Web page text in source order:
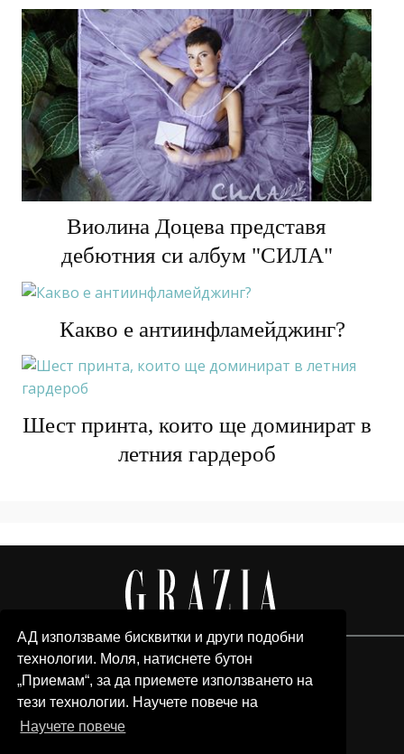
АД използваме бисквитки и други подобни
технологии. Моля, натиснете бутон
„Приемам“, за да приемете използването на
тези технологии. Научете повече на
Научете повече
Виолина Доцева представя
дебютния си албум "СИЛА"
Какво е антиинфламейджинг?
Шест принта, които ще доминират в
летния гардероб